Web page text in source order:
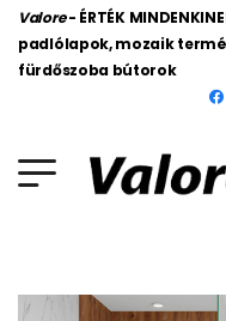
Valore - ÉRTÉK
padlólapok, mozaik
fürdőszoba bútorok